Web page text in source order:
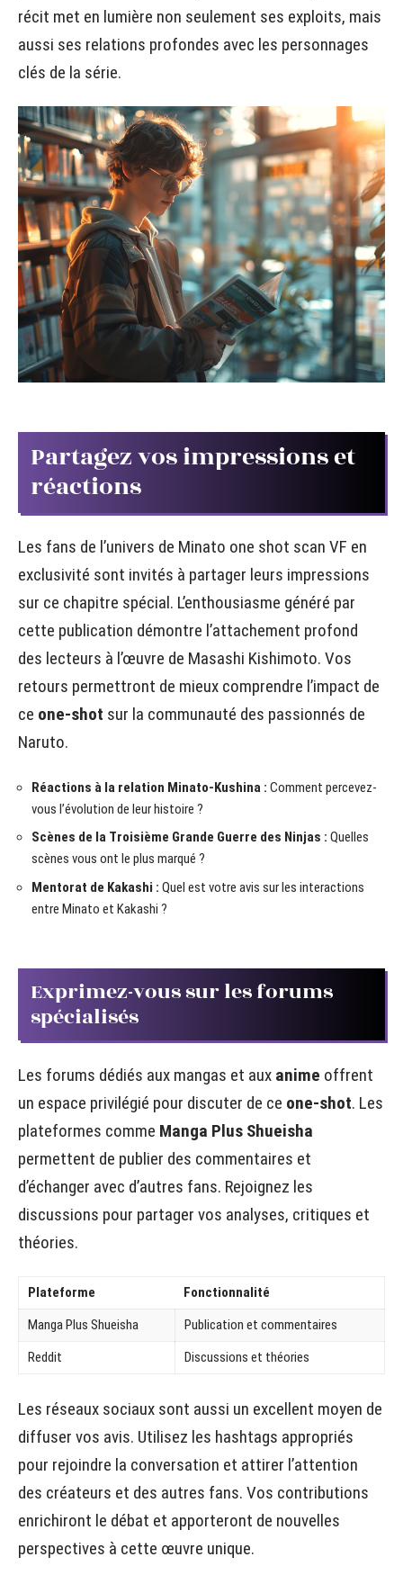
récit met en lumière non seulement ses exploits, mais
aussi ses relations profondes avec les personnages
clés de la série.
Partagez vos impressions et
réactions
Les fans de l’univers de Minato one shot scan VF en
exclusivité sont invités à partager leurs impressions
sur ce chapitre spécial. L’enthousiasme généré par
cette publication démontre l’attachement profond
des lecteurs à l’œuvre de Masashi Kishimoto. Vos
retours permettront de mieux comprendre l’impact de
ce one-shot sur la communauté des passionnés de
Naruto.
Réactions à la relation Minato-Kushina : Comment percevez-
vous l’évolution de leur histoire ?
Scènes de la Troisième Grande Guerre des Ninjas : Quelles
scènes vous ont le plus marqué ?
Mentorat de Kakashi : Quel est votre avis sur les interactions
entre Minato et Kakashi ?
Exprimez-vous sur les forums
spécialisés
Les forums dédiés aux mangas et aux anime offrent
un espace privilégié pour discuter de ce one-shot. Les
plateformes comme Manga Plus Shueisha
permettent de publier des commentaires et
d’échanger avec d’autres fans. Rejoignez les
discussions pour partager vos analyses, critiques et
théories.
Plateforme
Fonctionnalité
Manga Plus Shueisha
Publication et commentaires
Reddit
Discussions et théories
Les réseaux sociaux sont aussi un excellent moyen de
diffuser vos avis. Utilisez les hashtags appropriés
pour rejoindre la conversation et attirer l’attention
des créateurs et des autres fans. Vos contributions
enrichiront le débat et apporteront de nouvelles
perspectives à cette œuvre unique.